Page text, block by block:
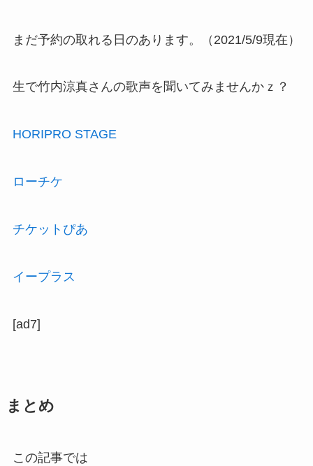
まだ予約の取れる日のあります。（2021/5/9現在）
生で竹内涼真さんの歌声を聞いてみませんかｚ？
HORIPRO STAGE
ローチケ
チケットぴあ
イープラス
[ad7]
まとめ
この記事では